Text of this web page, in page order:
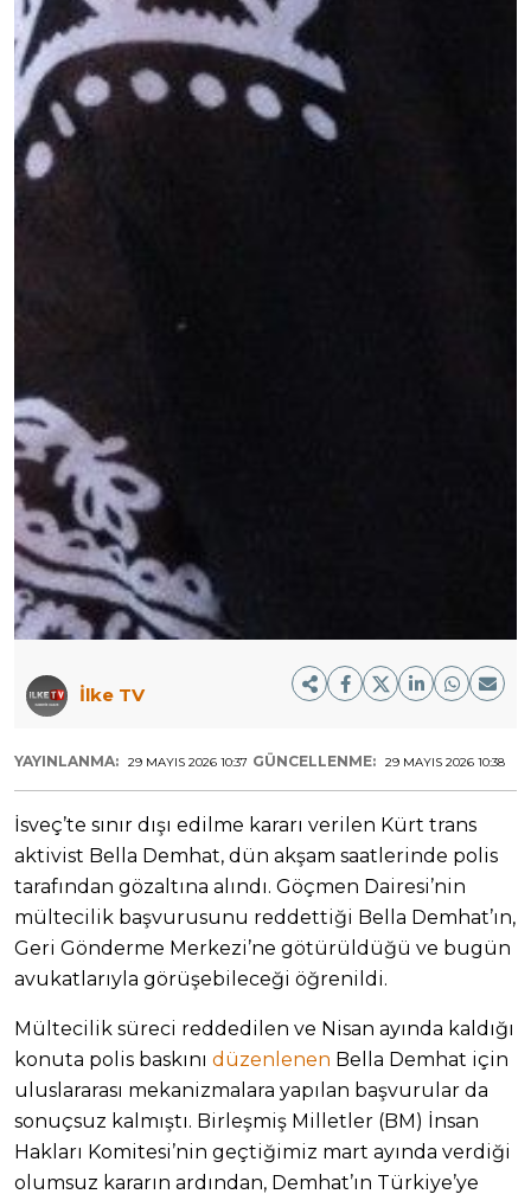
İlke TV
YAYINLANMA: 29 MAYIS 2026 10:37 GÜNCELLENME: 29 MAYIS 2026 10:38
İsveç’te sınır dışı edilme kararı verilen Kürt trans
aktivist Bella Demhat, dün akşam saatlerinde polis
tarafından gözaltına alındı. Göçmen Dairesi’nin
mültecilik başvurusunu reddettiği Bella Demhat’ın,
Geri Gönderme Merkezi’ne götürüldüğü ve bugün
avukatlarıyla görüşebileceği öğrenildi.
Mültecilik süreci reddedilen ve Nisan ayında kaldığı
konuta polis baskını düzenlenen Bella Demhat için
uluslararası mekanizmalara yapılan başvurular da
sonuçsuz kalmıştı. Birleşmiş Milletler (BM) İnsan
Hakları Komitesi’nin geçtiğimiz mart ayında verdiği
olumsuz kararın ardından, Demhat’ın Türkiye’ye